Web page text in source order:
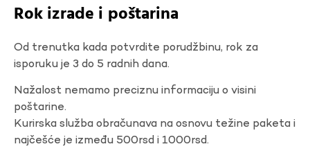
Rok izrade i poštarina
Od trenutka kada potvrdite porudžbinu, rok za
isporuku je 3 do 5 radnih dana.
Nažalost nemamo preciznu informaciju o visini
poštarine.
Kurirska služba obračunava na osnovu težine paketa i
najčešće je između 500rsd i 1000rsd.